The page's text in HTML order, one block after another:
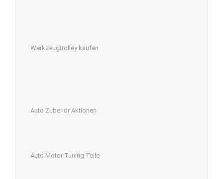
Werkzeugtrolley kaufen
Auto Zubehör Aktionen
Auto Motor Tuning Teile